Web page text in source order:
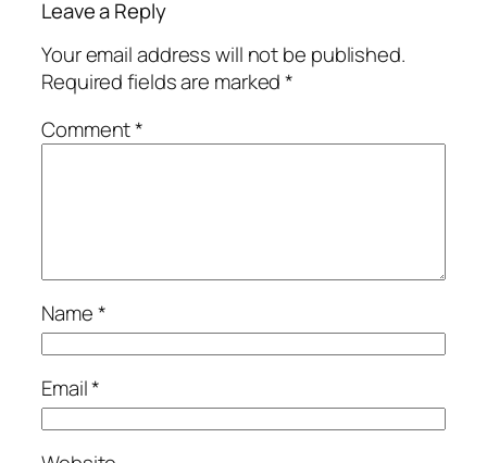
Leave a Reply
Your email address will not be published.
Required fields are marked*
Comment*
Name*
Email*